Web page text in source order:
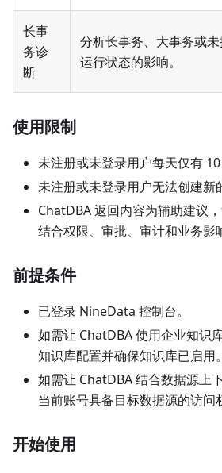
长事
务诊
断
分析长事务、大事务或
运行状态的影响。
使用限制
未注册或未登录用户每天仅有 10
未注册或未登录用户无法创建新
ChatDBA 返回内容为辅助建议
结合权限、审批、审计和业务影
前提条件
已登录 NineData 控制台。
如需让 ChatDBA 使用企业知识
知识库配置并确保知识库已启用。
如需让 ChatDBA 结合数据源上
当前账号具备目标数据源的访问
开始使用